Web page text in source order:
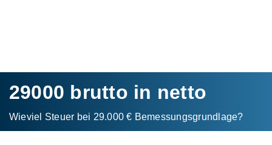
29000 brutto in netto
Wieviel Steuer bei 29.000 € Bemessungs­grundlage?